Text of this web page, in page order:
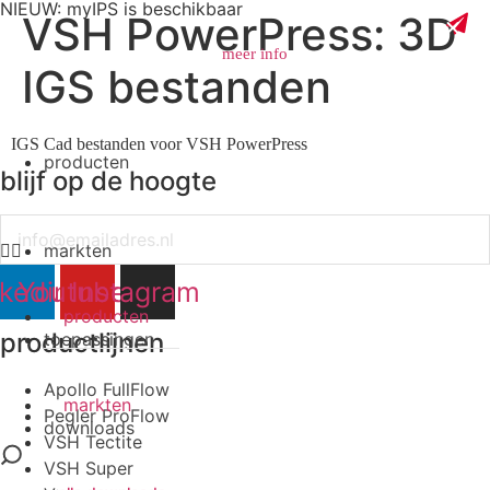
NIEUW: myIPS is beschikbaar
meer info
sluiten
producten
markten
toepassingen
downloads
producten
markten
VSH PowerPress: 3D
IGS bestanden
IGS Cad bestanden voor VSH PowerPress
blijf op de hoogte
YoutubeInstagram
productlijnen
Apollo FullFlow
Pegler ProFlow
VSH Tectite
VSH Super